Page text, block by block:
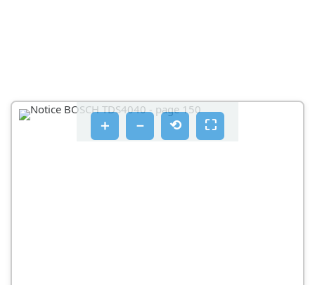
＋ － ⟲ ⛶